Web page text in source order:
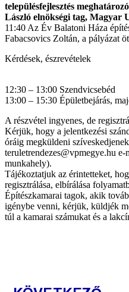
településfejlesztés
László elnökségi tag, Magyar
11:40 Az Év Balatoni Háza
Fabacsovics Zoltán, a pályázat
Kérdések, észrevételek
12:30 – 13:00 Szendvicsebéd
13:00 – 15:30 Épületbejárás,
A részvétel ingyenes, de
Kérjük, hogy a jelentkezési
óráig megküldeni
teruletrendezes@vpmegye.hu e-
munkahely).
Tájékoztatjuk az érintetteket,
regisztrálása, elbírálása
Építészkamarai tagok, akik
igénybe venni, kérjük, küldjék
túl a kamarai számukat és a